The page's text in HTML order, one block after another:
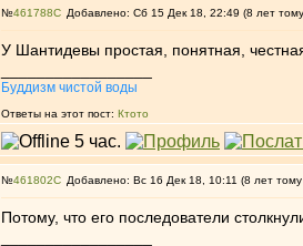
№461788 Добавлено: Сб 15 Дек 18, 22:49 (8 лет
У Шантидевы простая, понятная,
Буддизм чистой воды
Ответы на этот пост: Ктото
№461802 Добавлено: Вс 16 Дек 18, 10:11 (8 лет
Потому, что его последователи